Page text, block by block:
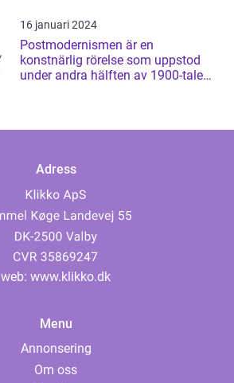
16 januari 2024
Postmodernismen är en
konstnärlig rörelse som uppstod
under andra hälften av 1900-talet
Adress
web: www.klikko.dk
Menu
Annonsering
Om oss